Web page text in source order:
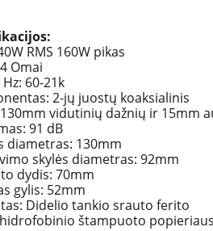
RMS 160W pikas
Omai
60-21k
2-jų juostų koaksialinis
vidutinių dažnių ir 15mm
91 dB
diametras: 130mm
skylės diametras: 92mm
dydis: 70mm
gylis: 52mm
Didelio tankio srauto ferito
štampuoto popieriaus